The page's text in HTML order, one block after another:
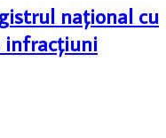
național cu
infracțiuni